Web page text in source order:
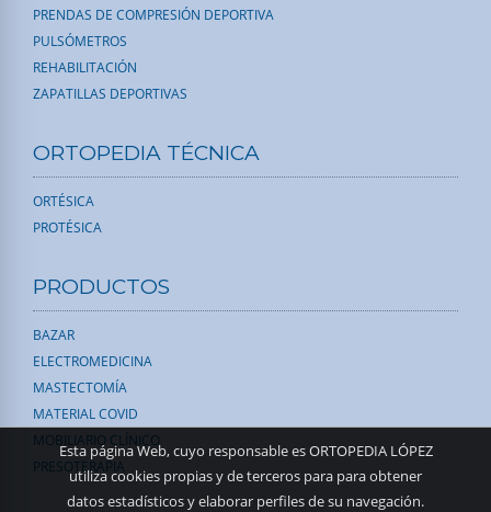
Esta página Web, cuyo responsable es ORTOPEDIA LÓPEZ
utiliza cookies propias y de terceros para para obtener
datos estadísticos y elaborar perfiles de su navegación.
PRENDAS DE COMPRESIÓN DEPORTIVA
PULSÓMETROS
REHABILITACIÓN
ZAPATILLAS DEPORTIVAS
ORTOPEDIA TÉCNICA
ORTÉSICA
PROTÉSICA
PRODUCTOS
BAZAR
ELECTROMEDICINA
MASTECTOMÍA
MATERIAL COVID
MOBILIARIO CLÍNICO
PRESOTERAPIA